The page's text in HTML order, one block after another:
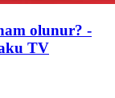
olunur? -
TV